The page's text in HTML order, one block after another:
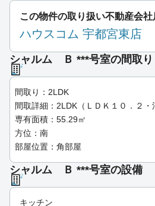
この物件の取り扱い不動産会社
ハウスコム 宇都宮東店
シャルム Ｂ ***号室の間取り
間取り：2LDK
間取詳細：2LDK（ＬＤＫ１０．２・
専有面積：55.29㎡
方位：南
部屋位置：角部屋
シャルム Ｂ ***号室の設備
キッチン